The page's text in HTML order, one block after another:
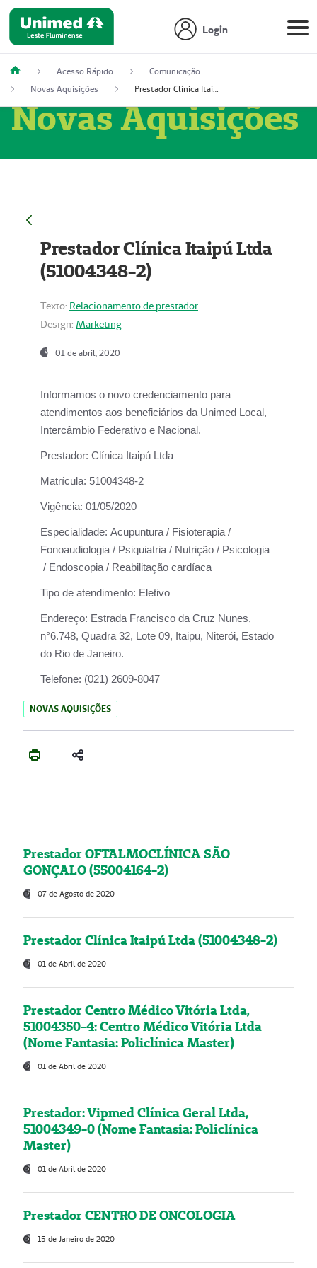
Login
Acesso Rápido
Comunicação
Novas Aquisições
Prestador Clínica Itaipú Ltda (51004348-2)
Novas Aquisições
Prestador Clínica Itaipú Ltda
(51004348-2)
Texto: Relacionamento de prestador
Design: Marketing
01 de abril, 2020
Informamos o novo credenciamento para
atendimentos aos beneficiários da Unimed Local,
Intercâmbio Federativo e Nacional.
Prestador: Clínica Itaipú Ltda
Matrícula: 51004348-2
Vigência: 01/05/2020
Especialidade: Acupuntura / Fisioterapia /
Fonoaudiologia / Psiquiatria / Nutrição / Psicologia
/ Endoscopia / Reabilitação cardíaca
Tipo de atendimento: Eletivo
Endereço: Estrada Francisco da Cruz Nunes,
n°6.748, Quadra 32, Lote 09, Itaipu, Niterói, Estado
do Rio de Janeiro.
Telefone: (021) 2609-8047
NOVAS AQUISIÇÕES
Prestador OFTALMOCLÍNICA SÃO
GONÇALO (55004164-2)
07 de Agosto de 2020
Prestador Clínica Itaipú Ltda (51004348-2)
01 de Abril de 2020
Prestador Centro Médico Vitória Ltda,
51004350-4: Centro Médico Vitória Ltda
(Nome Fantasia: Policlínica Master)
01 de Abril de 2020
Prestador: Vipmed Clínica Geral Ltda,
51004349-0 (Nome Fantasia: Policlínica
Master)
01 de Abril de 2020
Prestador CENTRO DE ONCOLOGIA
15 de Janeiro de 2020